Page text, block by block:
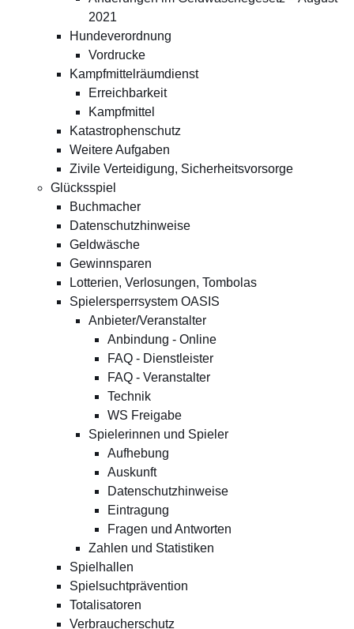
2021
Hundeverordnung
Vordrucke
Kampfmittelräumdienst
Erreichbarkeit
Kampfmittel
Katastrophenschutz
Weitere Aufgaben
Zivile Verteidigung, Sicherheitsvorsorge
Glücksspiel
Buchmacher
Datenschutzhinweise
Geldwäsche
Gewinnsparen
Lotterien, Verlosungen, Tombolas
Spielersperrsystem OASIS
Anbieter/Veranstalter
Anbindung - Online
FAQ - Dienstleister
FAQ - Veranstalter
Technik
WS Freigabe
Spielerinnen und Spieler
Aufhebung
Auskunft
Datenschutzhinweise
Eintragung
Fragen und Antworten
Zahlen und Statistiken
Spielhallen
Spielsuchtprävention
Totalisatoren
Verbraucherschutz